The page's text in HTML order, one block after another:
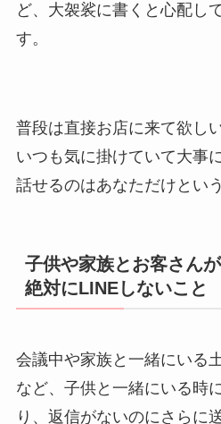
ど、大袈裟に書くと心配し
す。
普段は直接お店に来て欲し
いつも気に掛けていて大事
話せるのはあなただけとい
子供や家族とお客さん
絶対にLINEしないこと
会議中や家族と一緒にいる
など、子供と一緒にいる時
り、返信がないのにさらに